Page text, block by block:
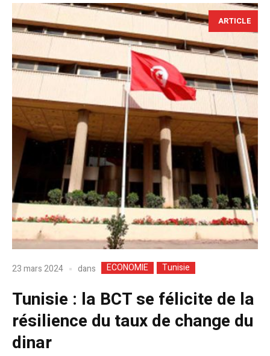
ARTICLE
23 mars 2024 dans ECONOMIE Tunisie
Tunisie : la BCT se félicite de la
résilience du taux de change du
dinar